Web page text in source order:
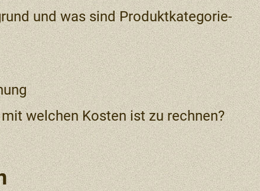
und was sind Produktkategorie-
welchen Kosten ist zu rechnen?